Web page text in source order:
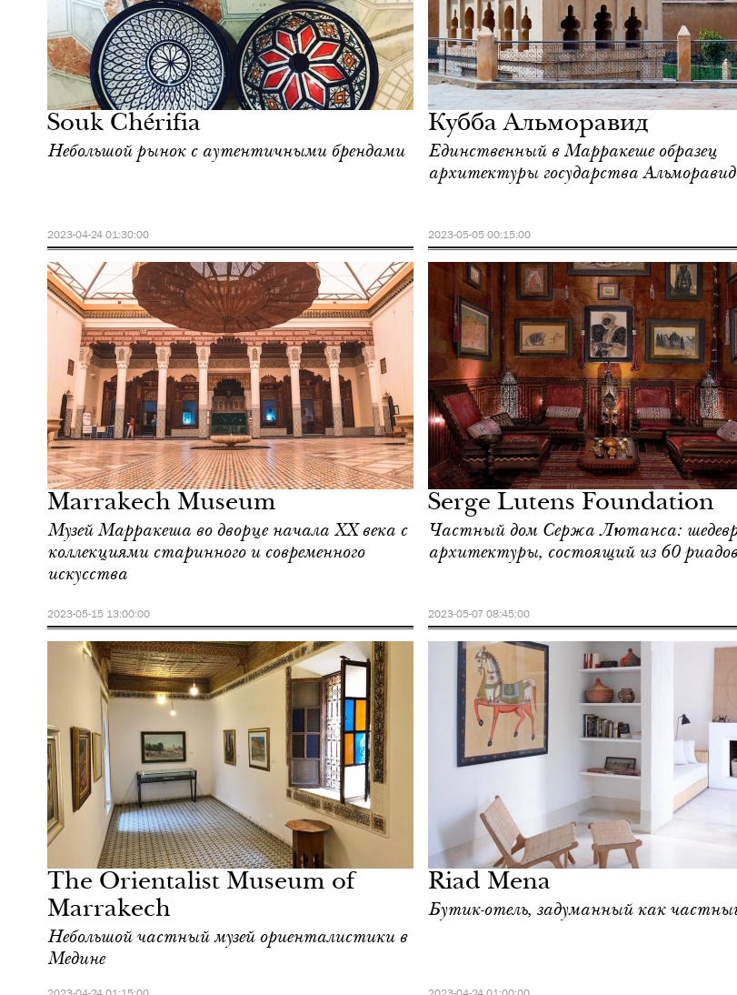
Souk Chérifia
Небольшой рынок с аутентичными брендами
2023-04-24 01:30:00
Городская среда
Марракеш
Кубба Альморавид
Единственный в Марракеше образец
архитектуры государства
2023-05-05 00:15:00
Marrakech Museum
Музей Марракеша во дворце начала ХХ века с
коллекциями старинного и современного
искусства
2023-05-15 13:00:00
Городская среда
Марракеш
Serge Lutens Foundation
Частный дом Сержа Лютанса: шедевр
архитектуры, состоящий из 60 риадов
2023-05-07 08:45:00
The Orientalist Museum of
Marrakech
Небольшой частный музей ориенталистики в
Медине
Отели
Марракеш
Riad Mena
Бутик-отель, задуманный как